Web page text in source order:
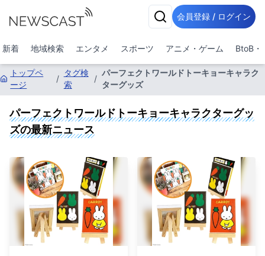
会員登録 / ログイン
新着 地域検索 エンタメ スポーツ アニメ・ゲーム BtoB・
トップペ
ージ
/
タグ検
索
/
パーフェクトワールドトーキョーキャラク
ターグッズ
パーフェクトワールドトーキョーキャラクターグッ
ズの最新ニュース